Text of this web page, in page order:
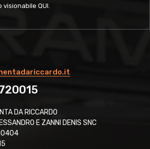
visionabile QUI
DA RICCARDO
E ZANNI DENIS SNC